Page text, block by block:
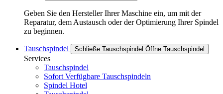
Geben Sie den Hersteller Ihrer Maschine ein, um mit der
Reparatur, dem Austausch oder der Optimierung Ihrer Spindel
zu beginnen.
Tauschspindel Schließe Tauschspindel Öffne Tauschspindel
Services
Tauschspindel
Sofort Verfügbare Tauschspindeln
Spindel Hotel